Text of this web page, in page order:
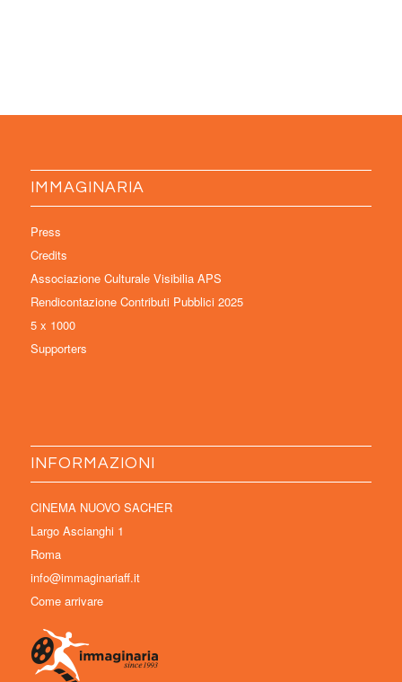
IMMAGINARIA
Press
Credits
Associazione Culturale Visibilia APS
Rendicontazione Contributi Pubblici 2025
5 x 1000
Supporters
INFORMAZIONI
CINEMA NUOVO SACHER
Largo Ascianghi 1
Roma
info@immaginariaff.it
Come arrivare